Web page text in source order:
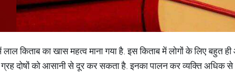
लाल किताब का खास महत्व माना गया है. इस किताब में लोगों के लिए बहुत
दोषों को आसानी से दूर कर सकता है. इनका पालन कर व्यक्ति अधिक